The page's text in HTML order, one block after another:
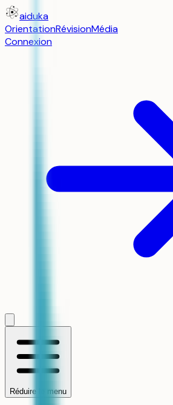
aiduka
OrientationRévisionMédia
Connexion
Réduire le menu